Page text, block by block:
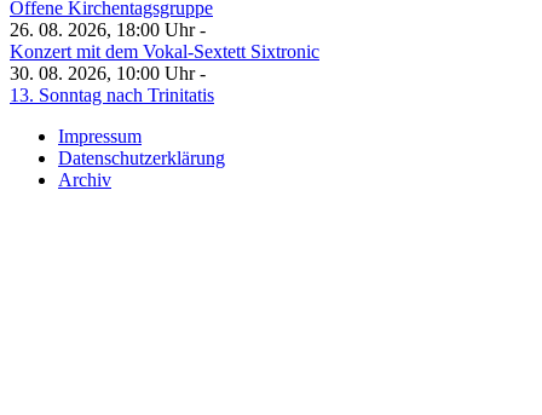
Offene Kirchentagsgruppe
26. 08. 2026, 18:00 Uhr -
Konzert mit dem Vokal-Sextett Sixtronic
30. 08. 2026, 10:00 Uhr -
13. Sonntag nach Trinitatis
Impressum
Datenschutzerklärung
Archiv